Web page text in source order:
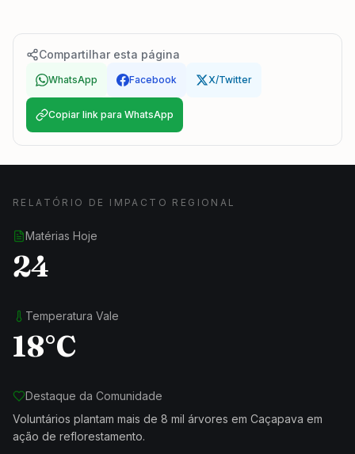
Compartilhar esta página
WhatsApp Facebook X/Twitter
Copiar link para WhatsApp
RELATÓRIO DE IMPACTO REGIONAL
Matérias Hoje
24
Temperatura Vale
18°C
Destaque da Comunidade
Voluntários plantam mais de 8 mil árvores em Caçapava em
ação de reflorestamento.